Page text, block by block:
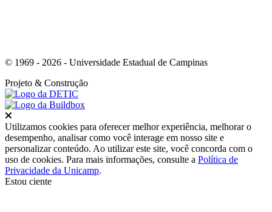
© 1969 - 2026 - Universidade Estadual de Campinas
Projeto & Construção
Utilizamos cookies para oferecer melhor experiência, melhorar o
desempenho, analisar como você interage em nosso site e
personalizar conteúdo. Ao utilizar este site, você concorda com o
uso de cookies. Para mais informações, consulte a Política de
Privacidade da Unicamp.
Estou ciente